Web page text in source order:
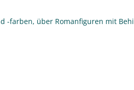
-farben, über Romanfiguren mit